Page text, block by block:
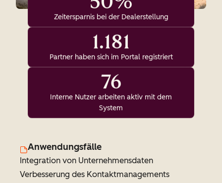
Zeitersparnis bei der Dealerstellung
1.181
Partner haben sich im Portal registriert
76
Interne Nutzer arbeiten aktiv mit dem
System
Anwendungsfälle
Integration von Unternehmensdaten
Verbesserung des Kontaktmanagements